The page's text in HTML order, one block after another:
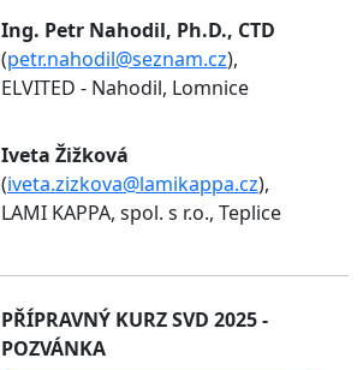
Ing. Petr Nahodil, Ph.D., CTD
(petr.nahodil@seznam.cz),
ELVITED - Nahodil, Lomnice
Iveta Žižková
(iveta.zizkova@lamikappa.cz),
LAMI KAPPA, spol. s r.o., Teplice
PŘÍPRAVNÝ KURZ SVD 2025 -
POZVÁNKA